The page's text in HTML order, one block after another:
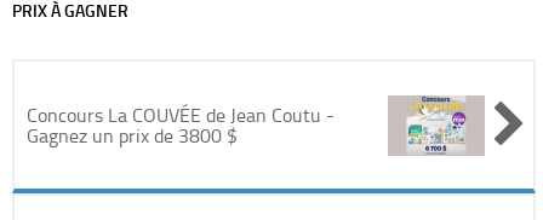
Voyages
PRIX À GAGNER
Concours La COUVÉE de Jean Coutu -
Gagnez un prix de 3800 $